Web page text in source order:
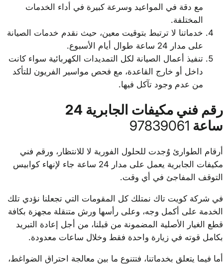
مع دقة في المواعيد وسرعة كبيرة في أداء الخدمات
المختلفة.
خدماتنا لا ترتبط بتوقيت معين، حيث نقدم خدمات الصيانة
على مدار 24 ساعة طوال أيام الأسبوع.
تنفيذ أعمال الصيانة لكل التمديدات الكهربائية سواء كانت
داخل أو خارج القاعدة، مع فحص مواسير الفريون للتأكد
من عدم وجود تآكل فيها.
رقم فني مكيفات الجابرية 24
ساعة 97839061
أرقام الطوارئ وُجدت للحلول الفورية لا للانتظار، ورقم فني
مكيفات الجابرية يعمل على مدار 24 ساعة جاء لإنهاء كوابيس
التوقف المفاجئ في أي وقت.
في شركة كويت تاك نمتلك كل المقومات التي تجعلنا نؤدي تلك
الخدمة على أكمل وجه، وعلى رأسها ورش متنقلة مجهزة بكافة
قطع الغيار الأصلية المضمونة من قبلنا، من أجل إعادة التبريد
بكامل قوته في زيارة واحدة فقط وخلال ساعات معدودة.
أما فيما يتعلق بخدماتنا، فتتنوع ما بين معالجة احتراق الضواغط،